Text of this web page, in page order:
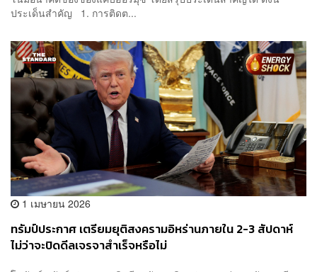
ประเด็นสำคัญ 1. การติดต...
1 เมษายน 2026
ทรัมป์ประกาศ เตรียมยุติสงครามอิหร่านภายใน 2-3 สัปดาห์
ไม่ว่าจะปิดดีลเจรจาสำเร็จหรือไม่